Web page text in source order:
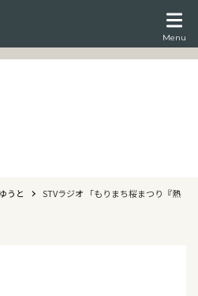
Menu
うと
STVラジオ 「もりまち桜まつり『熱